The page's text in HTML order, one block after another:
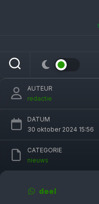
landse spring­ruiters
AUTEUR
redactie
DATUM
30 oktober 2024 15:56
CATEGORIE
nieuws
deel